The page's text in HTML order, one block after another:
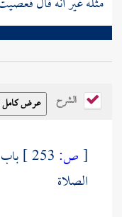
الشرح
[ص:
الصلاة